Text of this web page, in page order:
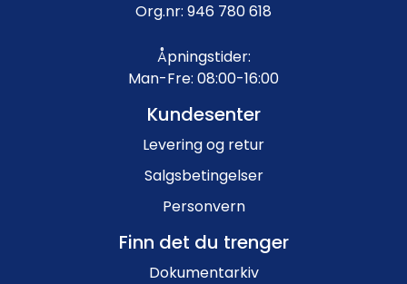
Org.nr: 946 780 618
Åpningstider:
Man-Fre: 08:00-16:00
Kundesenter
Levering og retur
Salgsbetingelser
Personvern
Finn det du trenger
Dokumentarkiv